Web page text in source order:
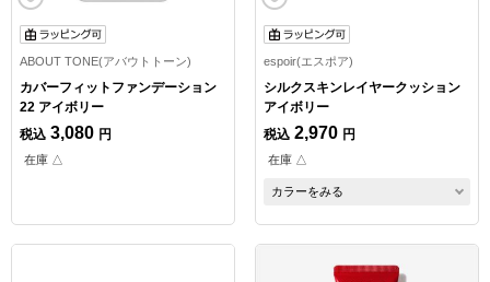
ABOUT TONE(アバウトトーン)
カバーフィットファンデーション
22 アイボリー
税込 3,080 円
在庫 △
espoir(エスポア)
シルクスキンレイヤークッション
アイボリー
税込 2,970 円
在庫 △
カラーをみる